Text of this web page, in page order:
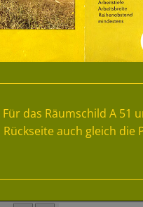
das Räumschild A 51
auch gleich die